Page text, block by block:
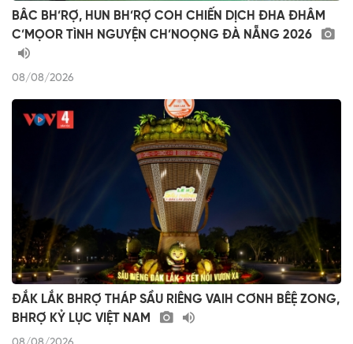
BÂC BH’RỢ, HUN BH’RỢ COH CHIẾN DỊCH ĐHA ĐHÂM
C’MỌOR TÌNH NGUYỆN CH’NOỌNG ĐÀ NẴNG 2026
08/08/2026
ĐẮK LẮK BHRỢ THÁP SẦU RIÊNG VAIH CƠNH BÊỆ ZONG,
BHRỢ KỶ LỤC VIỆT NAM